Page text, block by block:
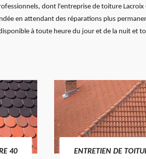
dont l'entreprise de toiture
en attendant des réparations plus
à toute heure du jour et de la nuit et
40 ENTRETIEN DE